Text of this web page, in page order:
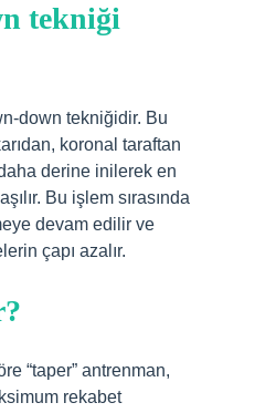
tekniği
down tekniğidir. Bu
koronal taraftan
derine inilerek en
Bu işlem sırasında
devam edilir ve
çapı azalır.
“taper” antrenman,
rekabet